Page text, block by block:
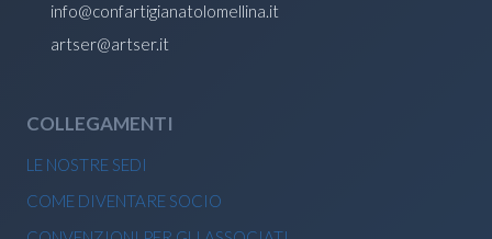
info@confartigianatolomellina.it
artser@artser.it
COLLEGAMENTI
LE NOSTRE SEDI
COME DIVENTARE SOCIO